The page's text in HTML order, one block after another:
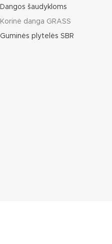
Dangos šaudykloms
Korinė danga GRASS
Guminės plytelės SBR